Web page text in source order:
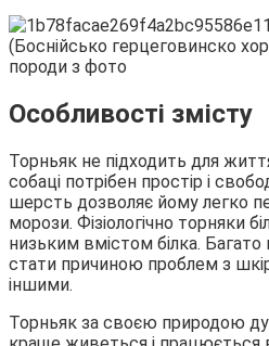
Особливості змісту
Торньяк не підходить для
собаці потрібен простір і
шерсть дозволяє йому легко
морози. Фізіологічно торняки
низьким вмістом білка. Багато
стати причиною проблем з
іншими.
Торньяк за своєю природою